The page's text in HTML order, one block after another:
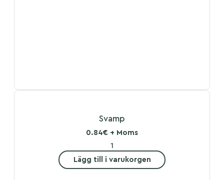
Svamp
0.84€ + Moms
Lägg till i varukorgen